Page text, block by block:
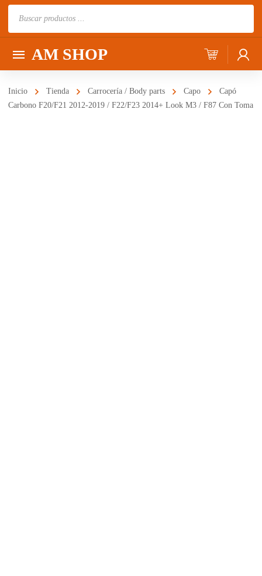
AM SHOP
Inicio Tienda Carrocería / Body parts Capo
Capó
Carbono F20/F21 2012-2019 / F22/F23 2014+ Look M3 / F87 Con Toma